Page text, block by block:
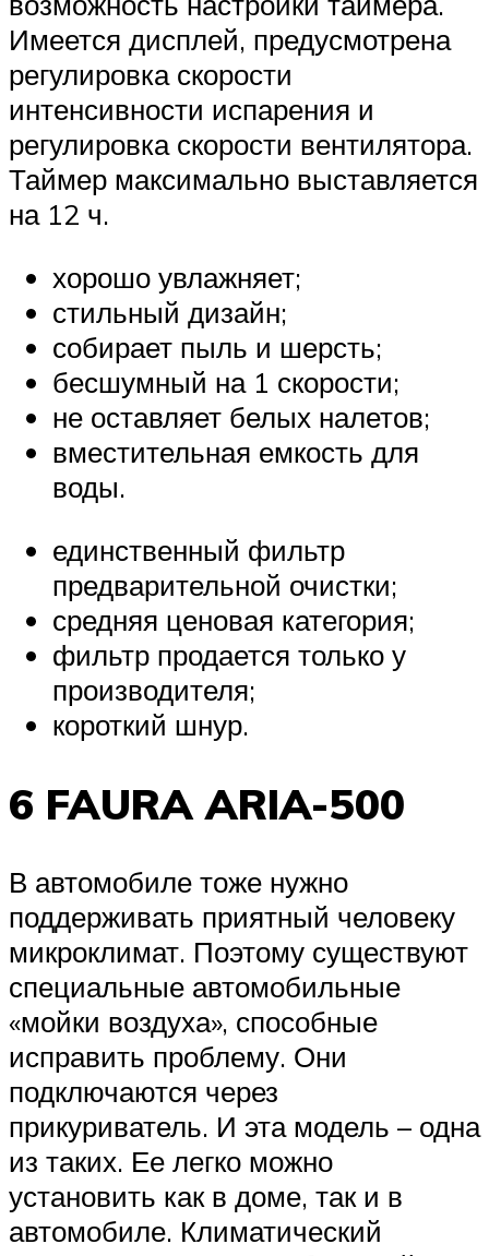
Имеется дисплей, предусмотрена
регулировка скорости
интенсивности испарения и
регулировка скорости вентилятора.
Таймер максимально выставляется
на 12 ч.
хорошо увлажняет;
стильный дизайн;
собирает пыль и шерсть;
бесшумный на 1 скорости;
не оставляет белых налетов;
вместительная емкость для
воды.
единственный фильтр
предварительной очистки;
средняя ценовая категория;
фильтр продается только у
производителя;
короткий шнур.
6 FAURA ARIA-500
В автомобиле тоже нужно
поддерживать приятный человеку
микроклимат. Поэтому существуют
специальные автомобильные
«мойки воздуха», способные
исправить проблему. Они
подключаются через
прикуриватель. И эта модель – одна
из таких. Ее легко можно
установить как в доме, так и в
автомобиле. Климатический